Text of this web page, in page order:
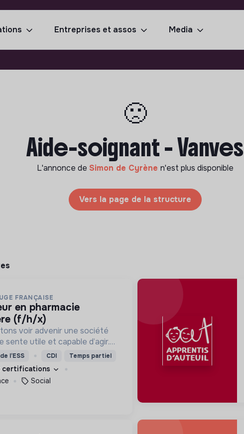
Entreprises et assos Media
🙁
Aide-soignant - Vanves
L'annonce de Simon de Cyrène n'est plus disponible
Vers la page de la structure
FRANÇAISE
(f/h/x)
voir advenir une société
sente utile et capable d’agir.
proposons des moyens et
innovants et
l’ESS CDI Temps partiel
certifications
Social